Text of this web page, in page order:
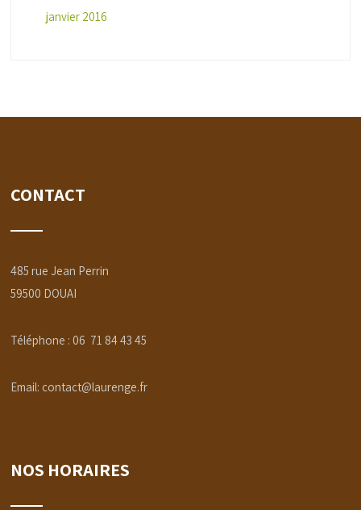
janvier 2016
CONTACT
485 rue Jean Perrin
59500 DOUAI
Téléphone : 06 71 84 43 45
Email: contact@laurenge.fr
NOS HORAIRES